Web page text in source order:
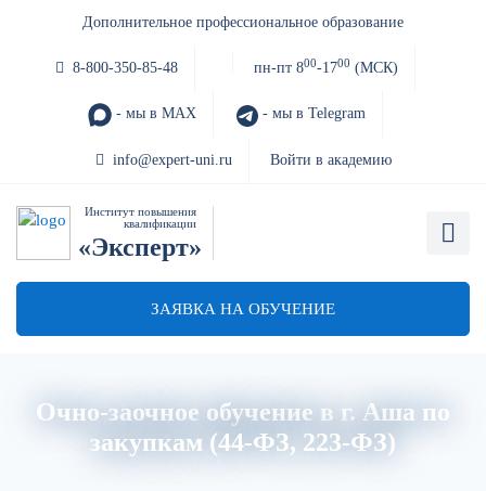
Дополнительное профессиональное образование
8-800-350-85-48 пн-пт 800-1700 (МСК)
- мы в MAX - мы в Telegram
info@expert-uni.ru Войти в академию
Институт повышения
квалификации
«Эксперт»
ЗАЯВКА НА ОБУЧЕНИЕ
Очно-заочное обучение в г. Аша по
закупкам (44-ФЗ, 223-ФЗ)